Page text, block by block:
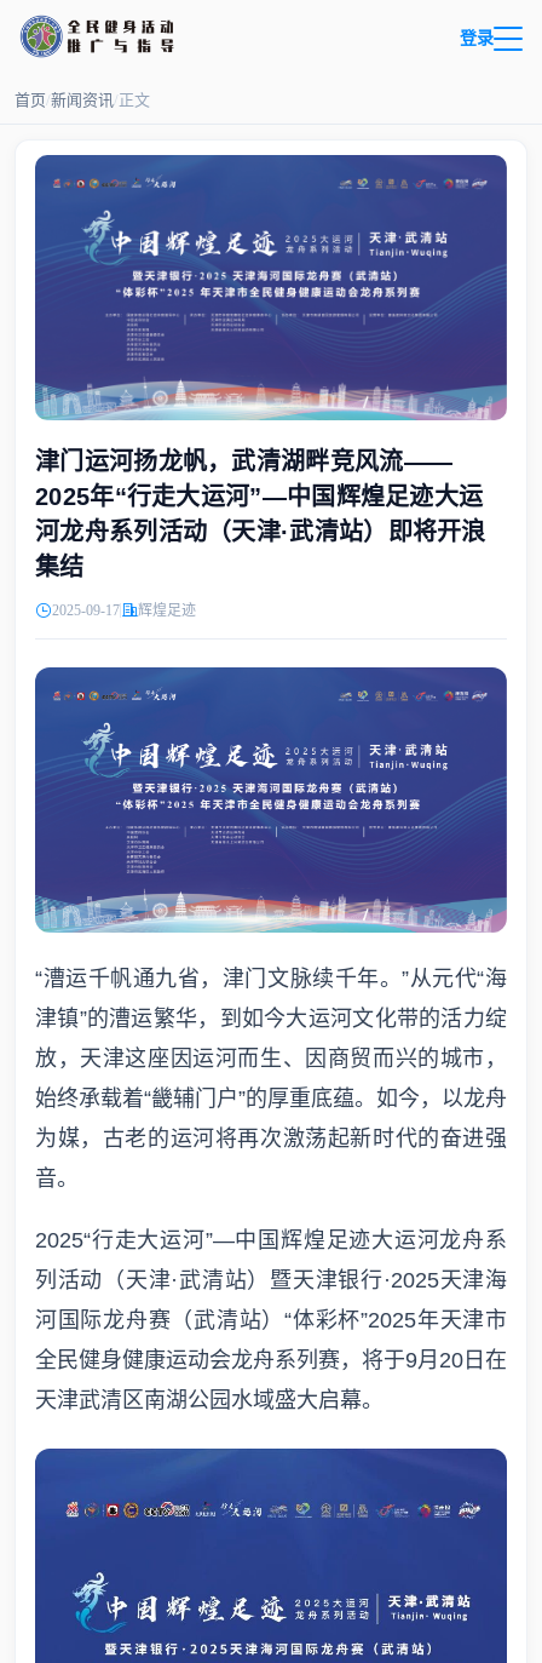
登录
首页/新闻资讯/正文
津门运河扬龙帆，武清湖畔竞风流——
2025年“行走大运河”—中国辉煌足迹大运
河龙舟系列活动（天津·武清站）即将开浪
集结
2025-09-17 辉煌足迹
“漕运千帆通九省，津门文脉续千年。”从元代“海
津镇”的漕运繁华，到如今大运河文化带的活力绽
放，天津这座因运河而生、因商贸而兴的城市，
始终承载着“畿辅门户”的厚重底蕴。如今，以龙舟
为媒，古老的运河将再次激荡起新时代的奋进强
音。
2025“行走大运河”—中国辉煌足迹大运河龙舟系
列活动（天津·武清站）暨天津银行·2025天津海
河国际龙舟赛（武清站）“体彩杯”2025年天津市
全民健身健康运动会龙舟系列赛，将于9月20日在
天津武清区南湖公园水域盛大启幕。